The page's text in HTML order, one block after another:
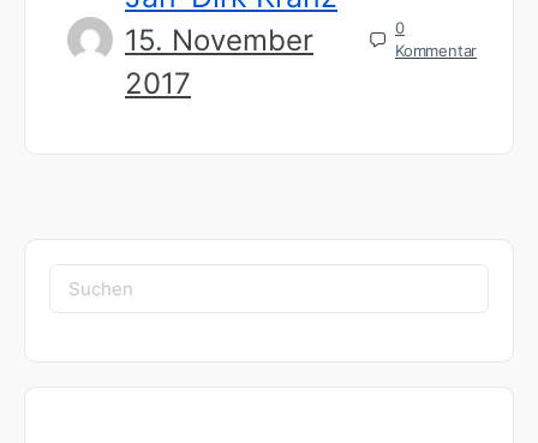
15. November
2017
0
Kommentar
Suchen
nach: